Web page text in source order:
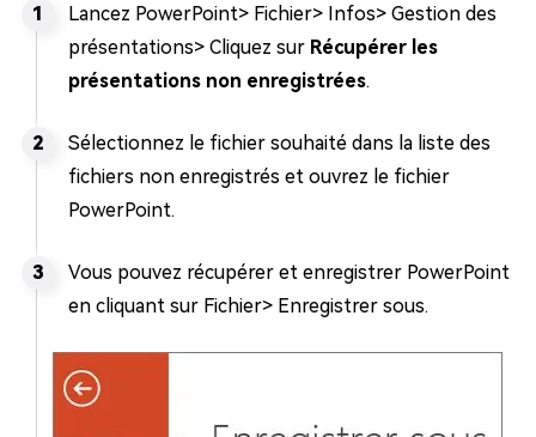
Lancez PowerPoint> Fichier> Infos> Gestion des
présentations> Cliquez sur Récupérer les
présentations non enregistrées.
Sélectionnez le fichier souhaité dans la liste des
fichiers non enregistrés et ouvrez le fichier
PowerPoint.
Vous pouvez récupérer et enregistrer PowerPoint
en cliquant sur Fichier> Enregistrer sous.